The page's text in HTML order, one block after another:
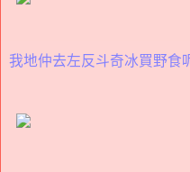
我地仲去左反斗奇冰買野食